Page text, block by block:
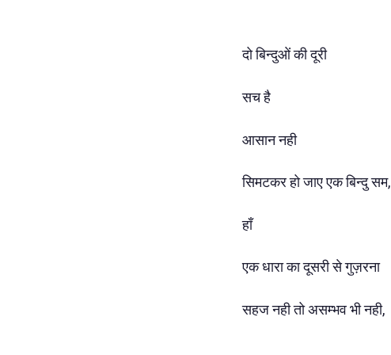
दो बिन्दुओं की दूरी
सच है
आसान नही
सिमटकर हो जाए एक बिन्दु सम,
हाँ
एक धारा का दूसरी से गुज़रना
सहज नही तो असम्भव भी नही,